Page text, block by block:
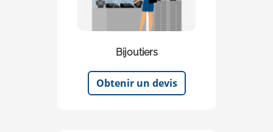
Bijoutiers
Obtenir un devis